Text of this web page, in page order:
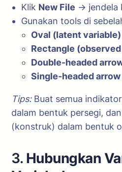
Klik New File → jendela
Gunakan tools di
Oval (latent variable)
Rectangle
Double-headed
Single-headed
Tips:Buat semua
dalam bentuk persegi,
(konstruk) dalam bentuk
3. Hubungkan